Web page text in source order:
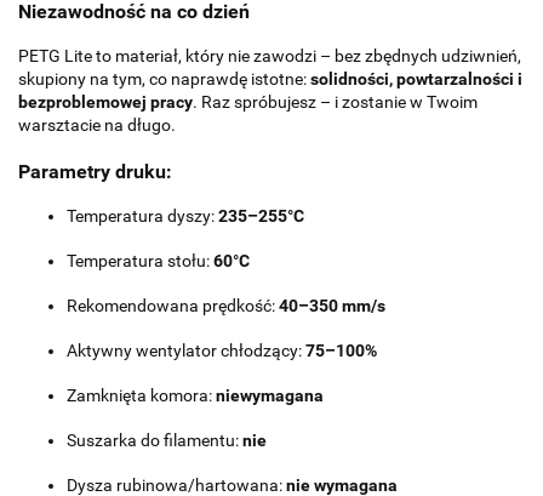
Niezawodność na co dzień
PETG Lite to materiał, który nie zawodzi – bez zbędnych udziwnień,
skupiony na tym, co naprawdę istotne:solidności, powtarzalności i
bezproblemowej pracy. Raz spróbujesz – i zostanie w Twoim
warsztacie na długo.
Parametry druku:
Temperatura dyszy:235–255°C
Temperatura stołu:60°C
Rekomendowana prędkość:40–350 mm/s
Aktywny wentylator chłodzący:75–100%
Zamknięta komora:niewymagana
Suszarka do filamentu:nie
Dysza rubinowa/hartowana:nie wymagana